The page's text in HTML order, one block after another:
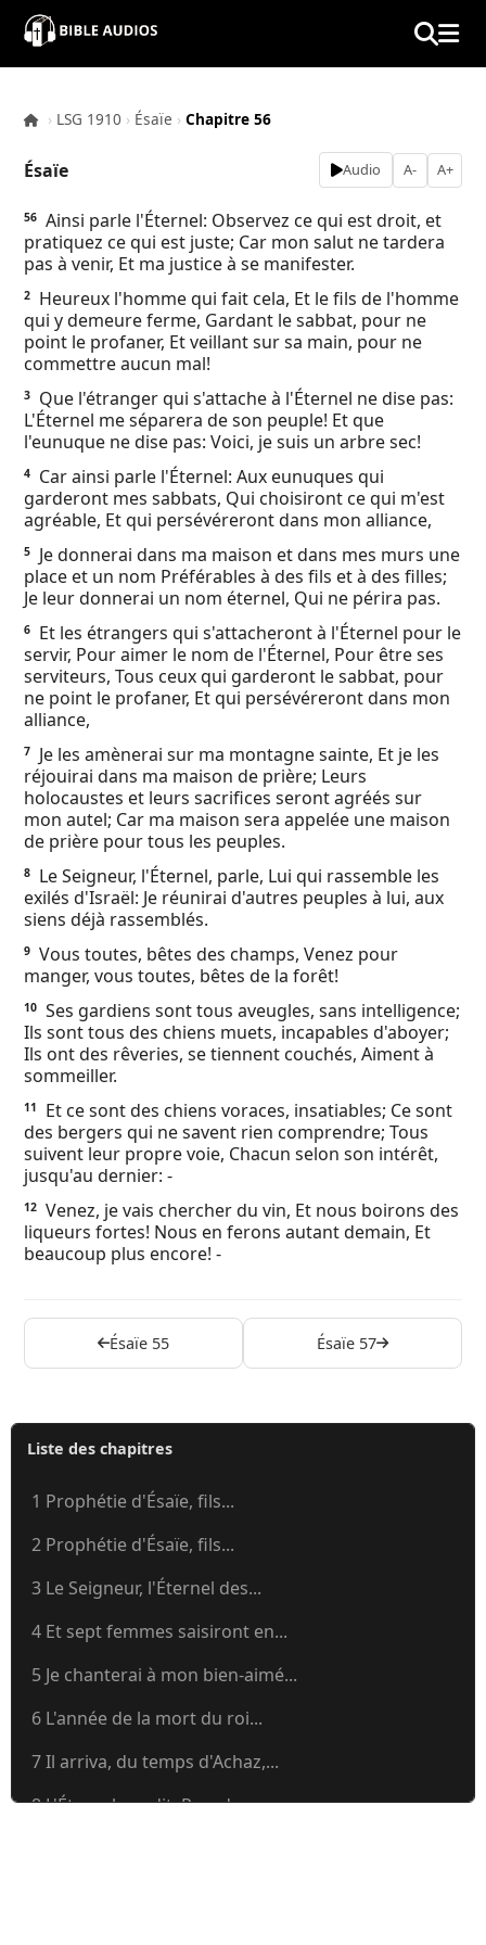
×
Contacts
About
Copyright
Download
L.O.A
Ebook
› LSG 1910 › Ésaïe › Chapitre 56
Ésaïe Audio A- A+
56 Ainsi parle l'Éternel: Observez ce qui est droit, et
pratiquez ce qui est juste; Car mon salut ne tardera
pas à venir, Et ma justice à se manifester.
2
Heureux l'homme qui fait cela, Et le fils de l'homme
qui y demeure ferme, Gardant le sabbat, pour ne
point le profaner, Et veillant sur sa main, pour ne
commettre aucun mal!
3
Que l'étranger qui s'attache à l'Éternel ne dise pas:
L'Éternel me séparera de son peuple! Et que
l'eunuque ne dise pas: Voici, je suis un arbre sec!
4
Car ainsi parle l'Éternel: Aux eunuques qui
garderont mes sabbats, Qui choisiront ce qui m'est
agréable, Et qui persévéreront dans mon alliance,
5
Je donnerai dans ma maison et dans mes murs une
place et un nom Préférables à des fils et à des filles;
Je leur donnerai un nom éternel, Qui ne périra pas.
6
Et les étrangers qui s'attacheront à l'Éternel pour le
servir, Pour aimer le nom de l'Éternel, Pour être ses
serviteurs, Tous ceux qui garderont le sabbat, pour
ne point le profaner, Et qui persévéreront dans mon
alliance,
7
Je les amènerai sur ma montagne sainte, Et je les
réjouirai dans ma maison de prière; Leurs
holocaustes et leurs sacrifices seront agréés sur
mon autel; Car ma maison sera appelée une maison
de prière pour tous les peuples.
8
Le Seigneur, l'Éternel, parle, Lui qui rassemble les
exilés d'Israël: Je réunirai d'autres peuples à lui, aux
siens déjà rassemblés.
9 Vous toutes, bêtes des champs, Venez pour
manger, vous toutes, bêtes de la forêt!
10 Ses gardiens sont tous aveugles, sans intelligence;
Ils sont tous des chiens muets, incapables d'aboyer;
Ils ont des rêveries, se tiennent couchés, Aiment à
sommeiller.
11
Et ce sont des chiens voraces, insatiables; Ce sont
des bergers qui ne savent rien comprendre; Tous
suivent leur propre voie, Chacun selon son intérêt,
jusqu'au dernier: -
12 Venez, je vais chercher du vin, Et nous boirons des
liqueurs fortes! Nous en ferons autant demain, Et
beaucoup plus encore! -
Ésaïe 55 Ésaïe 57
Liste des chapitres
1 Prophétie d'Ésaïe, fils...
2 Prophétie d'Ésaïe, fils...
3 Le Seigneur, l'Éternel des...
4 Et sept femmes saisiront en...
5 Je chanterai à mon bien-aimé...
6 L'année de la mort du roi...
7 Il arriva, du temps d'Achaz,...
8 L'Éternel me dit: Prends une...